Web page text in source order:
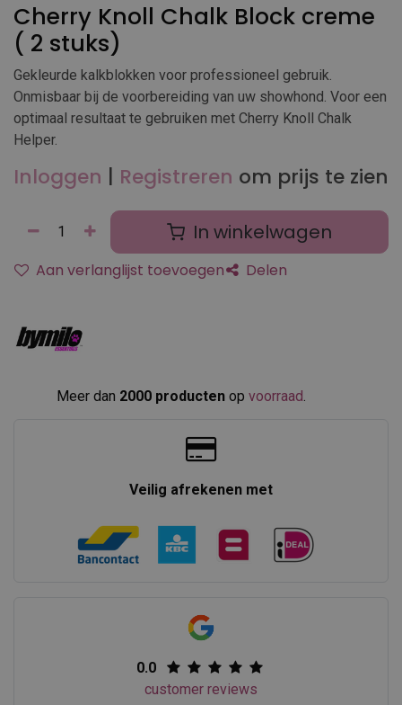
Cherry Knoll Chalk Block creme
( 2 stuks)
Gekleurde kalkblokken voor professioneel gebruik.
Onmisbaar bij de voorbereiding van uw showhond. Voor een
optimaal resultaat te gebruiken met Cherry Knoll Chalk
Helper.
Inloggen Registreren om prijs te zien
In winkelwagen
Aan verlanglijst toevoegen Delen
Meer dan 2000 producten op voorraad.​
Veilig afrekenen met
0.0
customer reviews